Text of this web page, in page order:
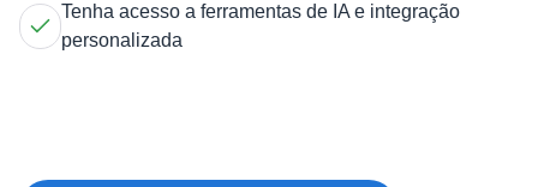
Tenha acesso a ferramentas de IA e integração
personalizada